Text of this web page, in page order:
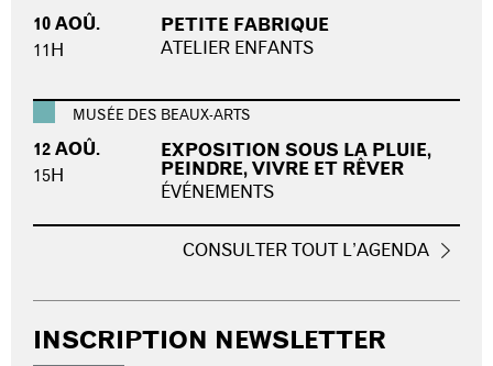
10 AOÛ.
11H
PETITE FABRIQUE
ATELIER ENFANTS
MUSÉE DES BEAUX-ARTS
12 AOÛ.
15H
EXPOSITION SOUS LA PLUIE,
PEINDRE, VIVRE ET RÊVER
ÉVÉNEMENTS
CONSULTER TOUT L’AGENDA
INSCRIPTION NEWSLETTER